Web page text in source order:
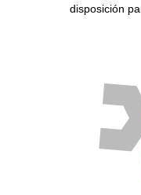
disposición